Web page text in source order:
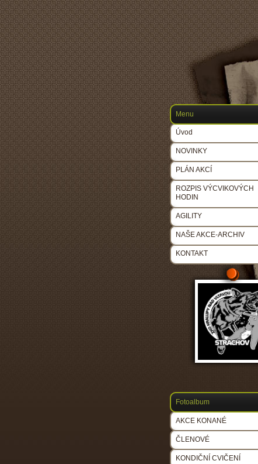
Menu
Úvod
NOVINKY
PLÁN AKCÍ
ROZPIS VÝCVIKOVÝCH
HODIN
AGILITY
NAŠE AKCE-ARCHIV
KONTAKT
Fotoalbum
AKCE KONANÉ
ČLENOVÉ
KONDIČNÍ CVIČENÍ